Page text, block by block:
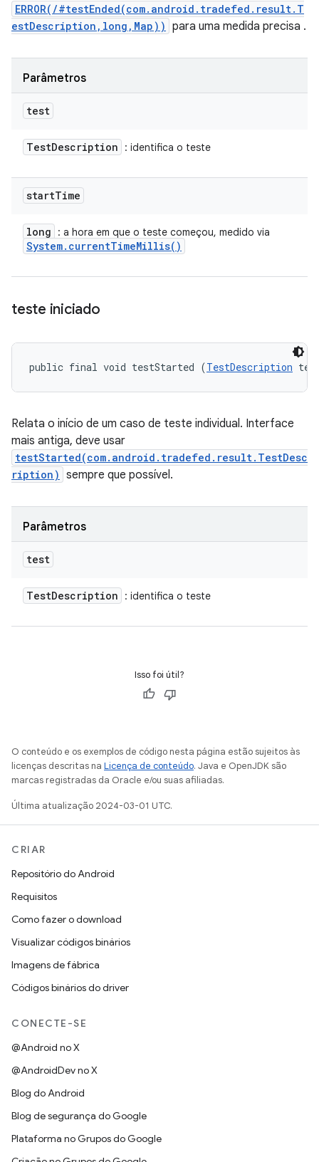
ERROR(/#testEnded(com.android.tradefed.result.T
estDescription,long,Map)) para uma medida precisa .
Parâmetros
test
TestDescription : identifica o teste
startTime
long : a hora em que o teste começou, medido via
System. currentTimeMillis( )
teste iniciado
public final void testStarted (TestDescription
Relata o início de um caso de teste individual. Interface
mais antiga, deve usar
testStarted(com.android.tradefed.result.TestDesc
ription) sempre que possível.
Parâmetros
test
TestDescription : identifica o teste
Isso foi útil?
O conteúdo e os exemplos de código nesta página estão sujeitos às
licenças descritas na Licença de conteúdo. Java e OpenJDK são
marcas registradas da Oracle e/ou suas afiliadas.
Última atualização 2024-03-01 UTC.
CRIAR
Repositório do Android
Requisitos
Como fazer o download
Visualizar códigos binários
Imagens de fábrica
Códigos binários do driver
CONECTE-SE
@Android no X
@AndroidDev no X
Blog do Android
Blog de segurança do Google
Plataforma no Grupos do Google